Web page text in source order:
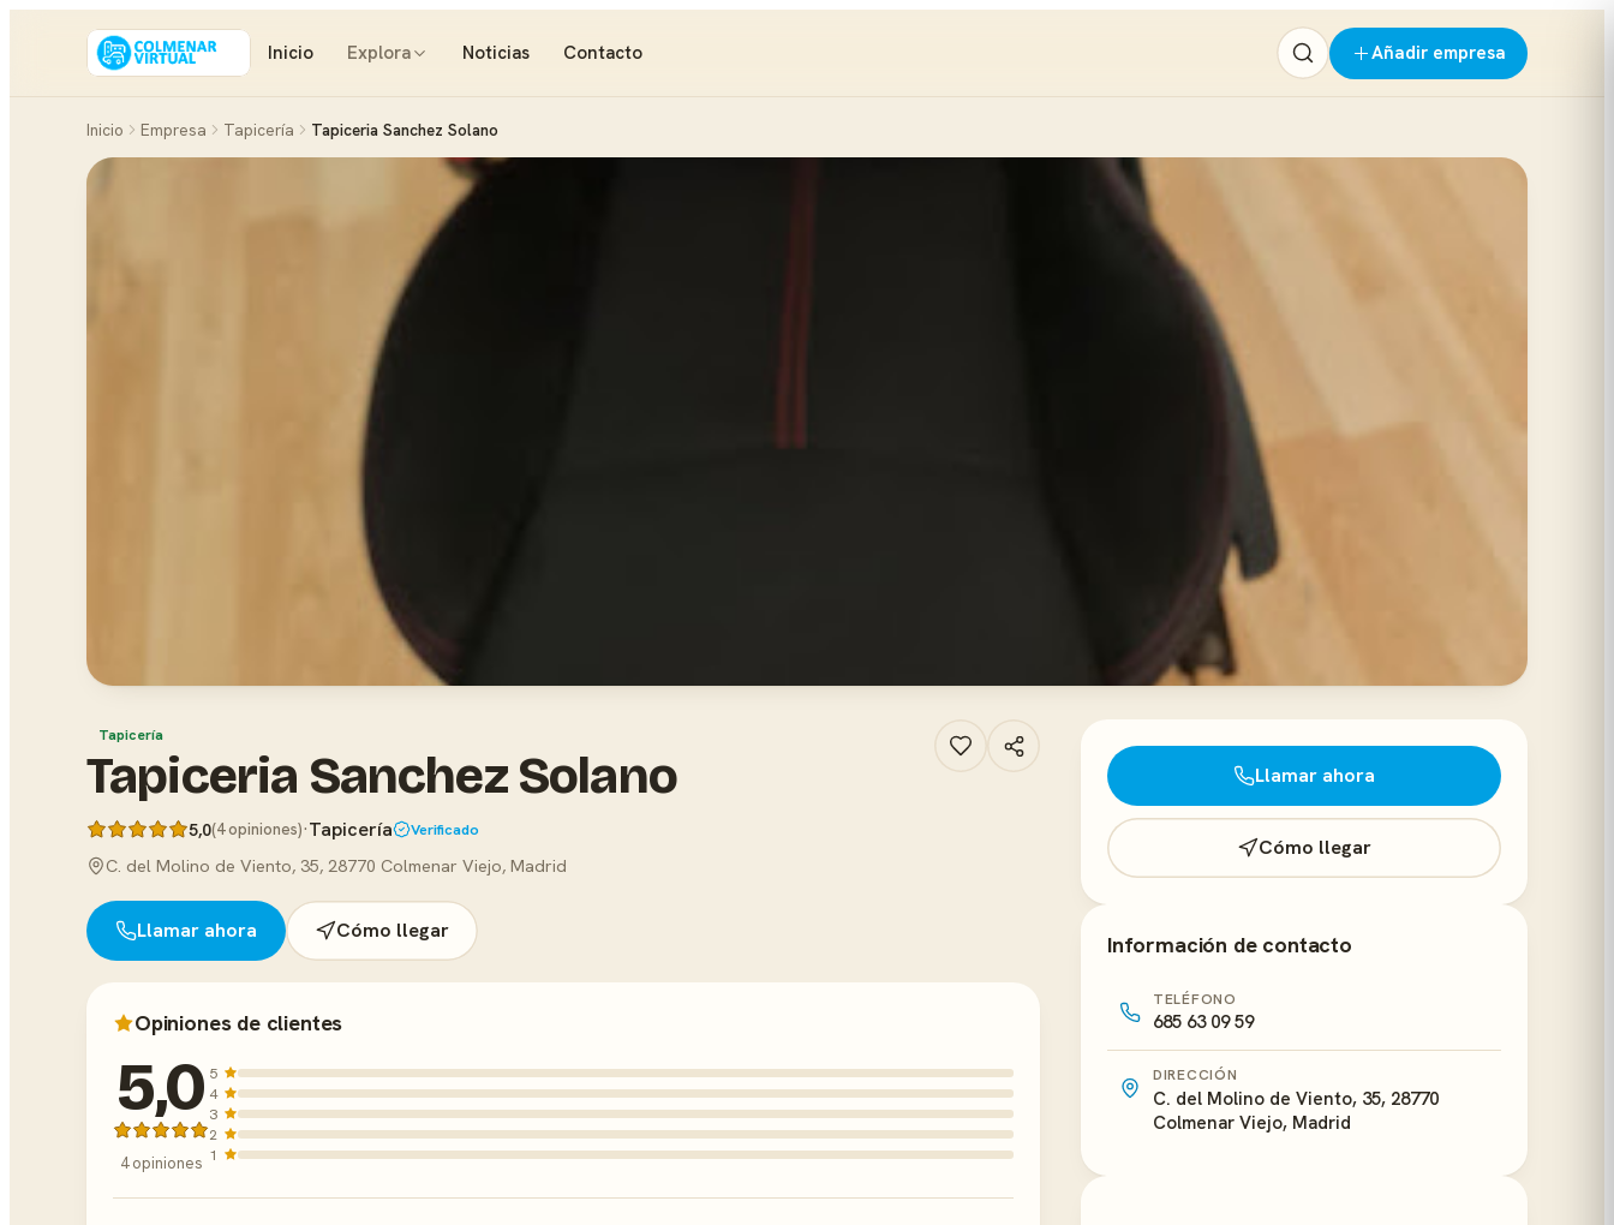
Inicio Explora Noticias Contacto Añadir empresa
Inicio Empresa Tapicería Tapiceria Sanchez Solano
Tapicería
Tapiceria Sanchez Solano
5,0(4 opiniones)·Tapicería Verificado
C. del Molino de Viento, 35, 28770 Colmenar Viejo, Madrid
Llamar ahora Cómo llegar
Opiniones de clientes
5,0
4 opiniones
5
4
3
2
1
Llamar ahora
Cómo llegar
Información de contacto
TELÉFONO
685 63 09 59
DIRECCIÓN
C. del Molino de Viento, 35, 28770
Colmenar Viejo, Madrid